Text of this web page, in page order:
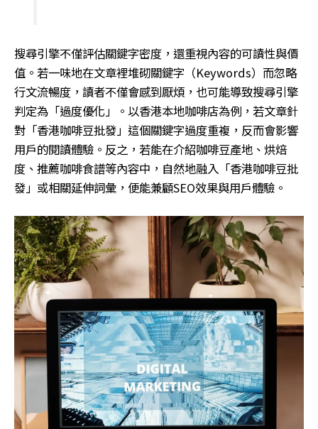
搜尋引擎不僅評估關鍵字密度，還重視內容的可讀性與價
值。若一味地在文章裡堆砌關鍵字（Keywords）而忽略
行文流暢度，讀者不僅會感到厭煩，也可能導致搜尋引擎
判定為「過度優化」。以香港本地咖啡店為例，若文章針
對「香港咖啡豆批發」這個關鍵字過度重複，反而會影響
用戶的閱讀體驗。反之，若能在介紹咖啡豆產地、烘焙
度、推薦咖啡食譜等內容中，自然地融入「香港咖啡豆批
發」或相關延伸詞彙，便能兼顧SEO效果與用戶體驗。